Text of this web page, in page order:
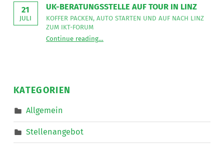
in
Straden
”
21
JULI
UK-BERATUNGSSTELLE AUF TOUR IN LINZ
KOFFER PACKEN, AUTO STARTEN UND AUF NACH LINZ
ZUM IKT-FORUM
Continue readingUK-Beratungsstelle auf Tour in Linz
Koffer
…
KATEGORIEN
Allgemein
Stellenangebot